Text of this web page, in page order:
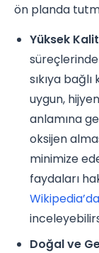
ön planda
Yüksek
süreçlerinde
sıkıya
uygun,
anlamına
oksijen
minimize
faydaları
Doğal ve